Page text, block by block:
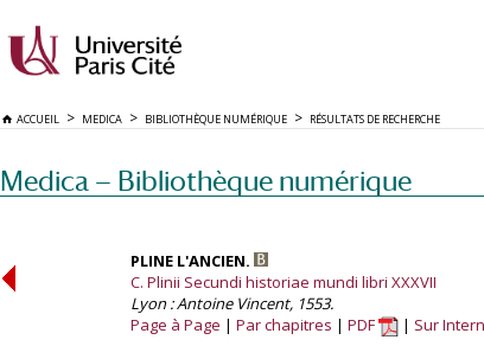
ACCUEIL MEDICA BIBLIOTHÈQUE NUMÉRIQUE RÉSULTATS DE RECHERCHE
Medica — Bibliothèque numérique
PLINE L'ANCIEN.
C. Plinii Secundi historiae mundi libri XXXVII
Lyon : Antoine Vincent, 1553.
Page à Page
Par chapitres PDF Sur